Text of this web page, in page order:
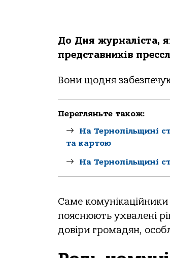
До Дня журналіста,
представників
Вони щодня
Перегляньте також:
На Тернопільщині
та картою
На Тернопільщині
Саме комунікаційники
пояснюють ухвалені
довіри громадян,